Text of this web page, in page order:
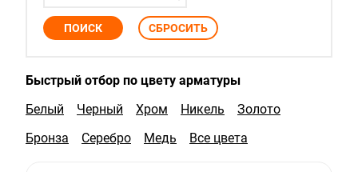
Быстрый отбор по цвету арматуры
Белый
Черный Хром Никель
Золото
Бронза
Серебро Медь Все цвета